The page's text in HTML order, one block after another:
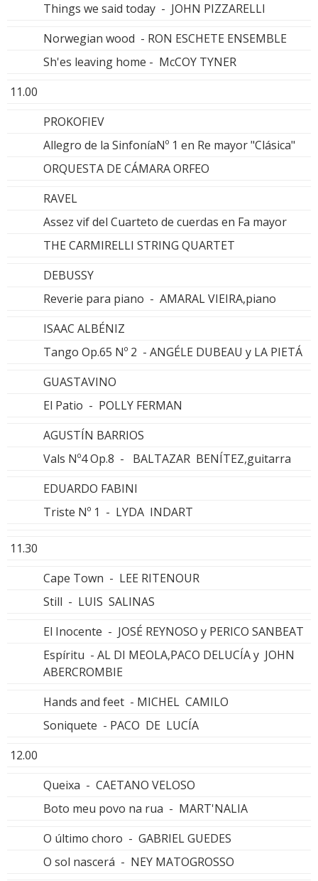
Things we said today - JOHN PIZZARELLI
Norwegian wood - RON ESCHETE ENSEMBLE
Sh'es leaving home - McCOY TYNER
11.00
PROKOFIEV
Allegro de la SinfoníaNº 1 en Re mayor "Clásica"
ORQUESTA DE CÁMARA ORFEO
RAVEL
Assez vif del Cuarteto de cuerdas en Fa mayor
THE CARMIRELLI STRING QUARTET
DEBUSSY
Reverie para piano - AMARAL VIEIRA,piano
ISAAC ALBÉNIZ
Tango Op.65 Nº 2 - ANGÉLE DUBEAU y LA PIETÁ
GUASTAVINO
El Patio - POLLY FERMAN
AGUSTÍN BARRIOS
Vals Nº4 Op.8 - BALTAZAR BENÍTEZ,guitarra
EDUARDO FABINI
Triste Nº 1 - LYDA INDART
11.30
Cape Town - LEE RITENOUR
Still - LUIS SALINAS
El Inocente - JOSÉ REYNOSO y PERICO SANBEAT
Espíritu - AL DI MEOLA,PACO DELUCÍA y JOHN
ABERCROMBIE
Hands and feet - MICHEL CAMILO
Soniquete - PACO DE LUCÍA
12.00
Queixa - CAETANO VELOSO
Boto meu povo na rua - MART'NALIA
O último choro - GABRIEL GUEDES
O sol nascerá - NEY MATOGROSSO